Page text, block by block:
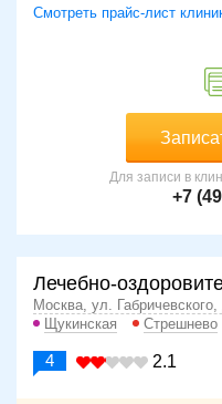
Смотреть прайс-лист
Для записи в
+7
Лечебно-
Москва, ул.
Щукинская
Стрешнево
4 2.1